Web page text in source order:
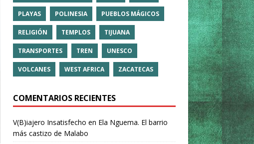
PLAYAS POLINESIA PUEBLOS MÁGICOS
RELIGIÓN TEMPLOS TIJUANA
TRANSPORTES TREN UNESCO
VOLCANES WEST AFRICA ZACATECAS
COMENTARIOS RECIENTES
V(B)iajero Insatisfecho en Ela Nguema. El barrio
más castizo de Malabo